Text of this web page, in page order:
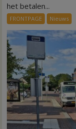
het betalen...
FRONTPAGE Nieuws